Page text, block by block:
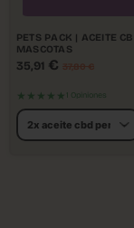
PETS PACK | ACEITE
MASCOTAS
35,91 € 37,80€
★★★★★ 1 Opiniones